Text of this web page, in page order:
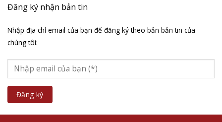
Đăng ký nhận bản tin
Nhập địa chỉ email của bạn để đăng ký theo bản bản tin của
chúng tôi: